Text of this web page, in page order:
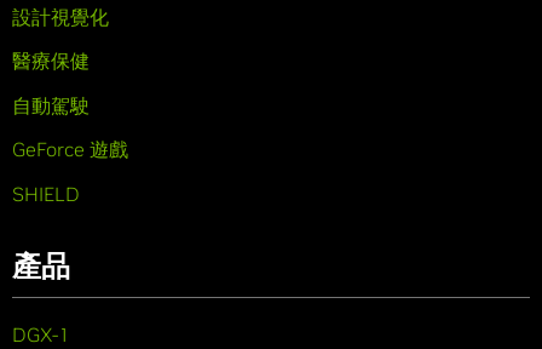
設計視覺化
醫療保健
自動駕駛
GeForce 遊戲
SHIELD
產品
DGX-1